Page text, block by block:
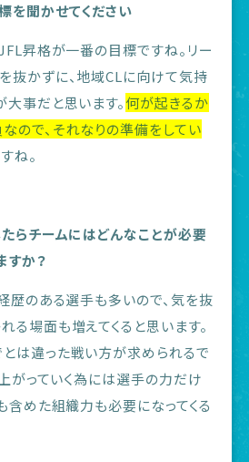
を聞かせてください
昇格が一番の目標ですね。リー
抜かずに、地域CLに向けて気持
大事だと思います。何が起きるか
ので、それなりの準備をしてい
ね。
らチームにはどんなことが必要
すか？
歴のある選手も多いので、気を抜
る場面も増えてくると思います。
は違った戦い方が求められるで
がっていく為には選手の力だけ
含めた組織力も必要になってくる